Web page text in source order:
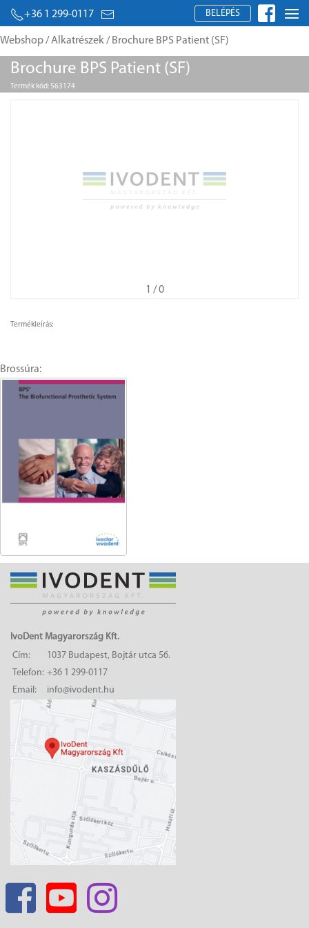
+36 1 299-0117 BELÉPÉS
Webshop/Alkatrészek/ Brochure BPS Patient (SF)
Brochure BPS Patient (SF)
Termék kód: 563174
1 / 0
Termékleírás:
Brossúra:
IvoDent Magyarország Kft.
Cím:
1037 Budapest, Bojtár utca 56.
Telefon: +36 1 299-0117
Email:
info@ivodent.hu